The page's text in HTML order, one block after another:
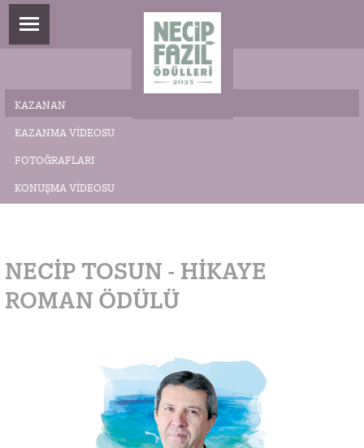
KAZANAN
KAZANMA VIDEOSU
FOTOĞRAFLARI
KONUŞMA VIDEOSU
NECIP TOSUN - HİKAYE
ROMAN ÖDÜLÜ